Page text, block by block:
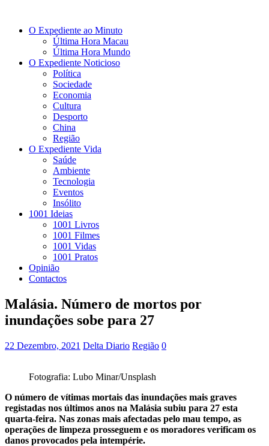
O Expediente ao Minuto
Última Hora Macau
Última Hora Mundo
O Expediente Noticioso
Política
Sociedade
Economia
Cultura
Desporto
China
Região
O Expediente Vida
Saúde
Ambiente
Tecnologia
Eventos
Insólito
1001 Ideias
1001 Livros
1001 Filmes
1001 Vidas
1001 Pratos
Opinião
Contactos
Malásia. Número de mortos por
inundações sobe para 27
22 Dezembro, 2021 Delta Diario Região 0
Fotografia: Lubo Minar/Unsplash
O número de vítimas mortais das inundações mais graves
registadas nos últimos anos na Malásia subiu para 27 esta
quarta-feira. Nas zonas mais afectadas pelo mau tempo, as
operações de limpeza prosseguem e os moradores verificam os
danos provocados pela intempérie.